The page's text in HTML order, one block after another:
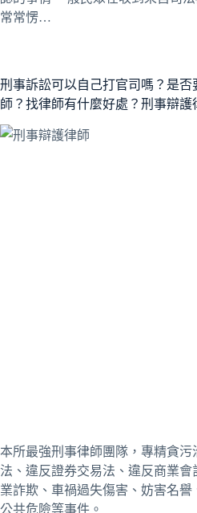
常常愣…
刑事訴訟可以自己打官司嗎？是否
師？找律師有什麼好處？刑事辯護
本所最強刑事律師團隊，專精貪污
法、違反證券交易法、違反商業會
業詐欺、車禍過失傷害、妨害名譽
公共危險等事件。